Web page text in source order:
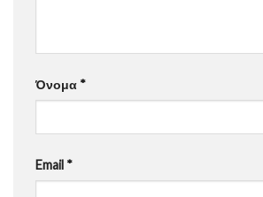
Όνομα *
Email *